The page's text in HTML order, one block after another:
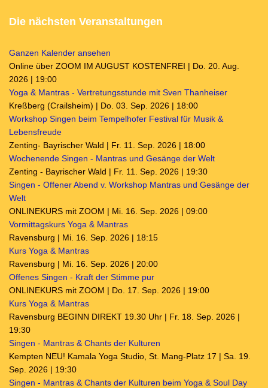
Die nächsten Veranstaltungen
Ganzen Kalender ansehen
Online über ZOOM IM AUGUST KOSTENFREI | Do. 20. Aug.
2026 | 19:00
Yoga & Mantras - Vertretungsstunde mit Sven Thanheiser
Kreßberg (Crailsheim) | Do. 03. Sep. 2026 | 18:00
Workshop Singen beim Tempelhofer Festival für Musik &
Lebensfreude
Zenting- Bayrischer Wald | Fr. 11. Sep. 2026 | 18:00
Wochenende Singen - Mantras und Gesänge der Welt
Zenting - Bayrischer Wald | Fr. 11. Sep. 2026 | 19:30
Singen - Offener Abend v. Workshop Mantras und Gesänge der
Welt
ONLINEKURS mit ZOOM | Mi. 16. Sep. 2026 | 09:00
Vormittagskurs Yoga & Mantras
Ravensburg | Mi. 16. Sep. 2026 | 18:15
Kurs Yoga & Mantras
Ravensburg | Mi. 16. Sep. 2026 | 20:00
Offenes Singen - Kraft der Stimme pur
ONLINEKURS mit ZOOM | Do. 17. Sep. 2026 | 19:00
Kurs Yoga & Mantras
Ravensburg BEGINN DIREKT 19.30 Uhr | Fr. 18. Sep. 2026 |
19:30
Singen - Mantras & Chants der Kulturen
Kempten NEU! Kamala Yoga Studio, St. Mang-Platz 17 | Sa. 19.
Sep. 2026 | 19:30
Singen - Mantras & Chants der Kulturen beim Yoga & Soul Day